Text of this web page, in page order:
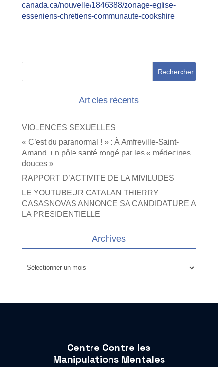
canada.ca/nouvelle/1846388/zonage-eglise-
esseniens-chretiens-communaute-cookshire
Articles récents
VIOLENCES SEXUELLES
« C’est du paranormal ! » : À Amfreville-Saint-
Amand, un pôle santé rongé par les « médecines
douces »
RAPPORT D’ACTIVITE DE LA MIVILUDES
LE YOUTUBEUR CATALAN THIERRY
CASASNOVAS ANNONCE SA CANDIDATURE A
LA PRESIDENTIELLE
Archives
Archives
Centre Contre les
Manipulations Mentales